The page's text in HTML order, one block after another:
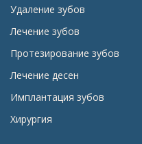
Удаление зубов
Лечение зубов
Протезирование зубов
Лечение десен
Имплантация зубов
Хирургия